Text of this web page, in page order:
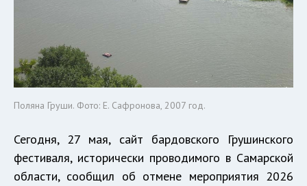
Поляна Груши. Фото: Е. Сафронова, 2007 год.
Сегодня, 27 мая, сайт бардовского Грушинского
фестиваля, исторически проводимого в Самарской
области, сообщил об отмене мероприятия 2026